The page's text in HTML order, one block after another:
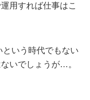
用すれば仕事はこ
いう時代でもない
いでしょうが…。